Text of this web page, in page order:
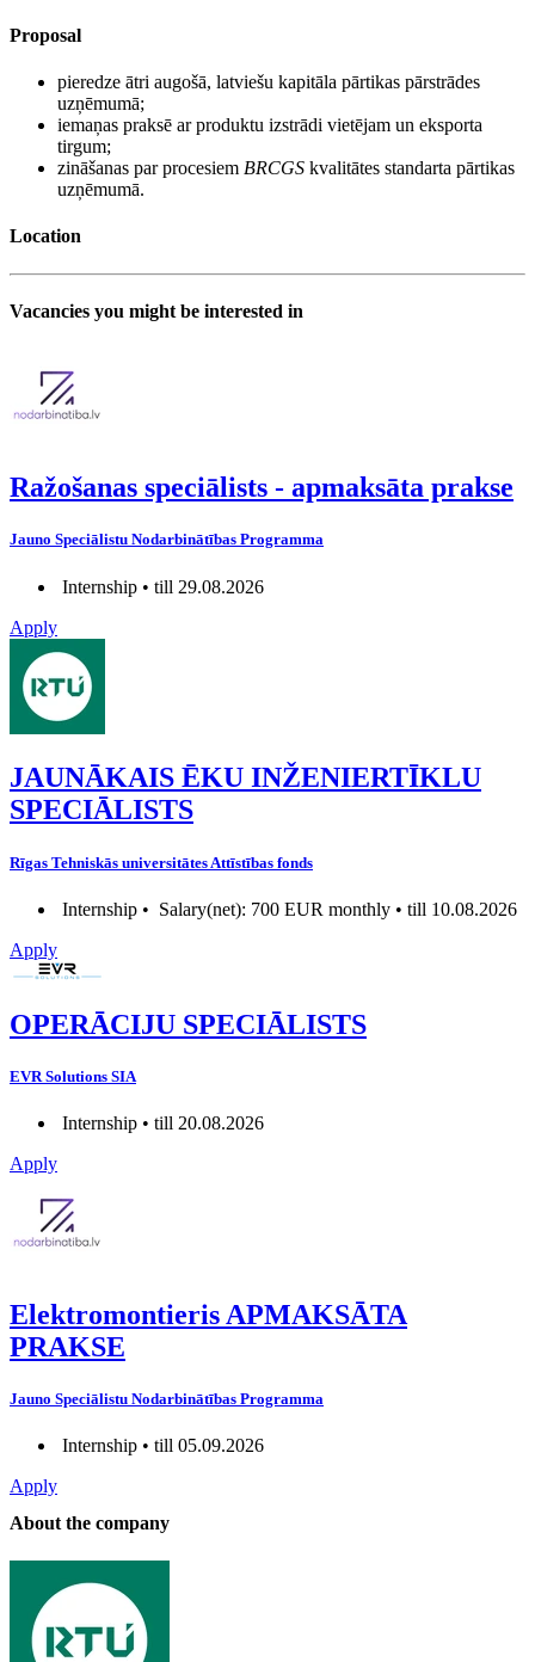
Proposal
pieredze ātri augošā, latviešu kapitāla pārtikas pārstrādes
uzņēmumā;
iemaņas praksē ar produktu izstrādi vietējam un eksporta
tirgum;
zināšanas par procesiem BRCGS kvalitātes standarta pārtikas
uzņēmumā.
Location
Vacancies you might be interested in
Ražošanas speciālists - apmaksāta prakse
Jauno Speciālistu Nodarbinātības Programma
Internship • till 29.08.2026
Apply
JAUNĀKAIS ĒKU INŽENIERTĪKLU
SPECIĀLISTS
Rīgas Tehniskās universitātes Attīstības fonds
Internship • Salary(net): 700 EUR monthly • till 10.08.2026
Apply
OPERĀCIJU SPECIĀLISTS
EVR Solutions SIA
Internship • till 20.08.2026
Apply
Elektromontieris APMAKSĀTA
PRAKSE
Jauno Speciālistu Nodarbinātības Programma
Internship • till 05.09.2026
Apply
About the company